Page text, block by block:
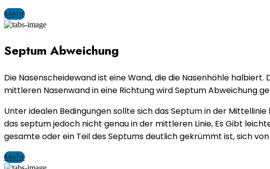
Mehr
Septum Abweichung
Die Nasenscheidewand ist eine Wand, die die Nasenhöhle
mittleren Nasenwand in eine Richtung wird Septum Abweichung
Unter idealen Bedingungen sollte sich das Septum in der
das septum jedoch nicht genau in der mittleren Linie, Es Gibt
gesamte oder ein Teil des Septums deutlich gekrümmt ist, sich
Mehr